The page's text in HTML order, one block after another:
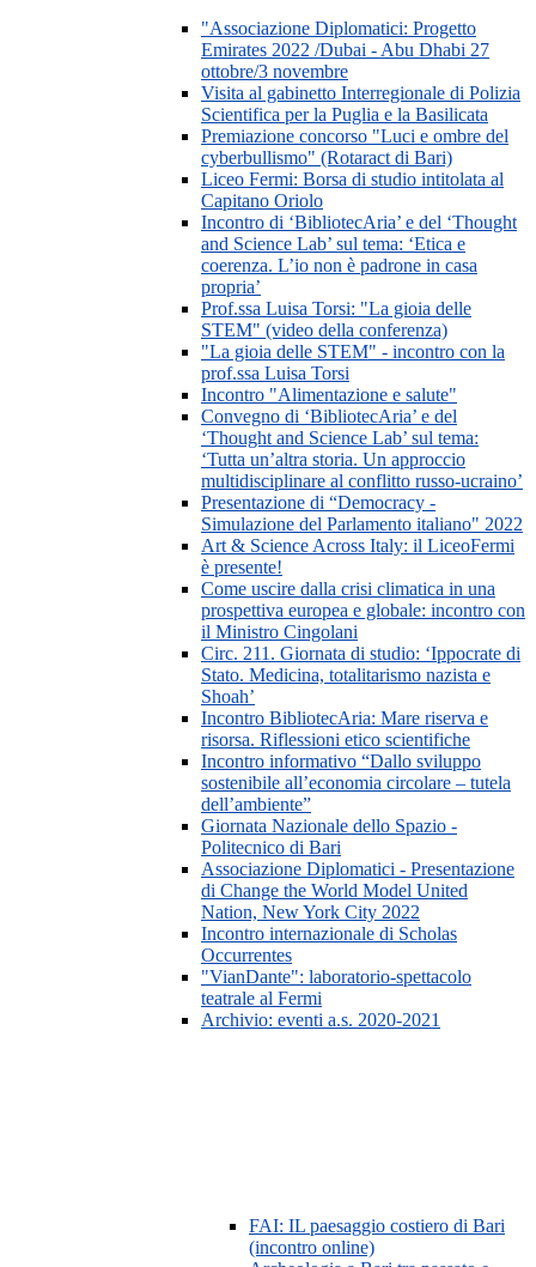
"Associazione Diplomatici: Progetto
Emirates 2022 /Dubai - Abu Dhabi 27
ottobre/3 novembre
Visita al gabinetto Interregionale di Polizia
Scientifica per la Puglia e la Basilicata
Premiazione concorso "Luci e ombre del
cyberbullismo" (Rotaract di Bari)
Liceo Fermi: Borsa di studio intitolata al
Capitano Oriolo
Incontro di ‘BibliotecAria’ e del ‘Thought
and Science Lab’ sul tema: ‘Etica e
coerenza. L’io non è padrone in casa
propria’
Prof.ssa Luisa Torsi: "La gioia delle
STEM" (video della conferenza)
"La gioia delle STEM" - incontro con la
prof.ssa Luisa Torsi
Incontro "Alimentazione e salute"
Convegno di ‘BibliotecAria’ e del
‘Thought and Science Lab’ sul tema:
‘Tutta un’altra storia. Un approccio
multidisciplinare al conflitto russo-ucraino’
Presentazione di “Democracy -
Simulazione del Parlamento italiano" 2022
Art & Science Across Italy: il LiceoFermi
è presente!
Come uscire dalla crisi climatica in una
prospettiva europea e globale: incontro con
il Ministro Cingolani
Circ. 211. Giornata di studio: ‘Ippocrate di
Stato. Medicina, totalitarismo nazista e
Shoah’
Incontro BibliotecAria: Mare riserva e
risorsa. Riflessioni etico scientifiche
Incontro informativo “Dallo sviluppo
sostenibile all’economia circolare – tutela
dell’ambiente”
Giornata Nazionale dello Spazio -
Politecnico di Bari
Associazione Diplomatici - Presentazione
di Change the World Model United
Nation, New York City 2022
Incontro internazionale di Scholas
Occurrentes
"VianDante": laboratorio-spettacolo
teatrale al Fermi
Archivio: eventi a.s. 2020-2021
FAI: IL paesaggio costiero di Bari
(incontro online)